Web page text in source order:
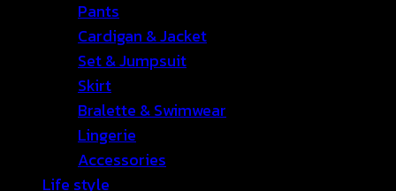
Pants
Cardigan & Jacket
Set & Jumpsuit
Skirt
Bralette & Swimwear
Lingerie
Accessories
Life style